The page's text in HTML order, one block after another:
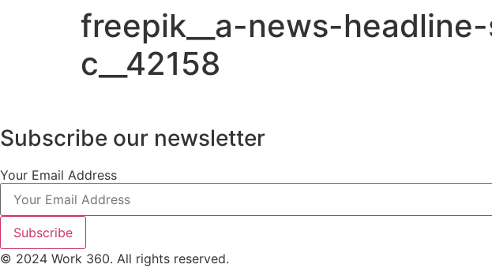
freepik__a-news-
c__42158
Subscribe our newsletter
Your Email Address
Subscribe
© 2024 Work 360. All rights reserved.